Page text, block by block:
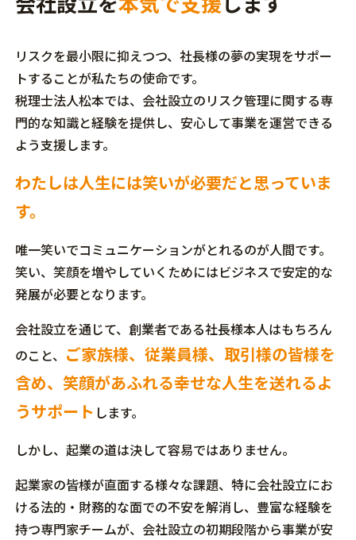
リスクを最小限に抑えつつ、社長様の夢の実現をサポー
トすることが私たちの使命です。
税理士法人松本では、会社設立のリスク管理に関する専
門的な知識と経験を提供し、安心して事業を運営できる
よう支援します。
わたしは人生には笑いが必要だと思っていま
す。
唯一笑いでコミュニケーションがとれるのが人間です。
笑い、笑顔を増やしていくためにはビジネスで安定的な
発展が必要となります。
会社設立を通じて、創業者である社長様本人はもちろん
のこと、 ご家族様、従業員様、取引様の皆様を
含め、笑顔があふれる幸せな人生を送れるよ
うサポート します。
しかし、起業の道は決して容易ではありません。
起業家の皆様が直面する様々な課題、特に会社設立にお
ける法的・財務的な面での不安を解消し、豊富な経験を
持つ専門家チームが、会社設立の初期段階から事業が安